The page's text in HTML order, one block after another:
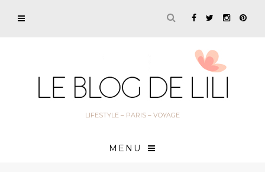
LIFESTYLE – PARIS – VOYAGE
MENU